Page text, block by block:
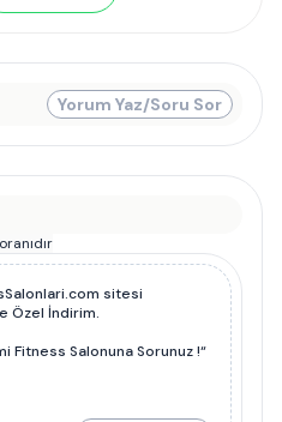
Yorum Yaz/Soru Sor
sitesi
Özel İndirim.
Fitness Salonuna Sorunuz !“